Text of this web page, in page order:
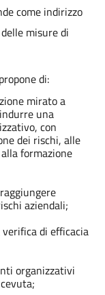
come indirizzo
misure di
di:
mirato a
una
con
dei rischi, alle
formazione
aziendali;
di efficacia
organizzativi